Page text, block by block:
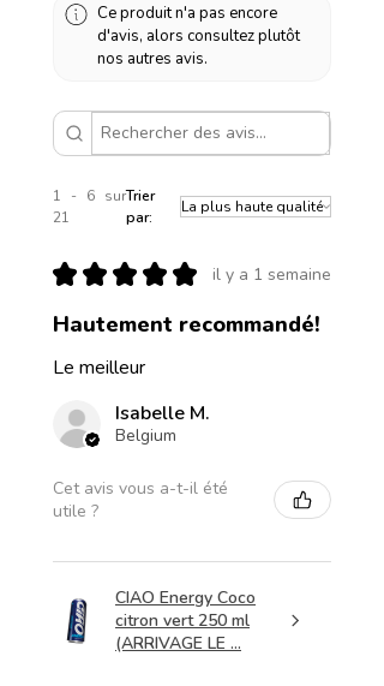
Ce produit n'a pas encore
d'avis, alors consultez plutôt
nos autres avis.
1 - 6 sur
21
Trier
par:
★ ★ ★ ★ ★ il y a 1 semaine
Hautement recommandé!
Le meilleur
Isabelle M.
Belgium
Cet avis vous a-t-il été
utile ?
CIAO Energy Coco
citron vert 250 ml
(ARRIVAGE LE ...